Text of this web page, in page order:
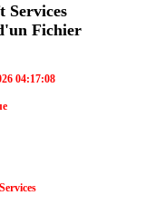
Services
Fichier
04:17:08